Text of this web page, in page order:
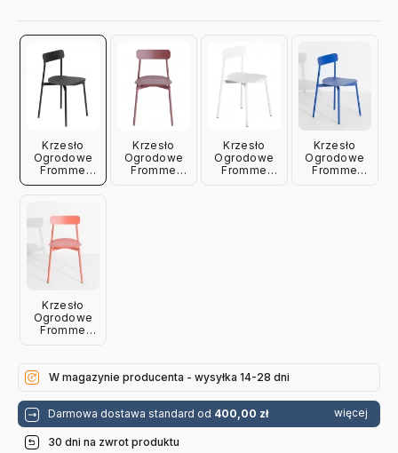
Krzesło
Ogrodowe
Fromme
Czarne
Krzesło
Ogrodowe
Fromme
Krzesło
Ogrodowe
Fromme
Krzesło
Ogrodowe
Fromme
Krzesło
Ogrodowe
Fromme
W magazynie producenta - wysyłka 14-28 dni
Darmowa dostawa standard od 400,00 zł więcej
30 dni na zwrot produktu